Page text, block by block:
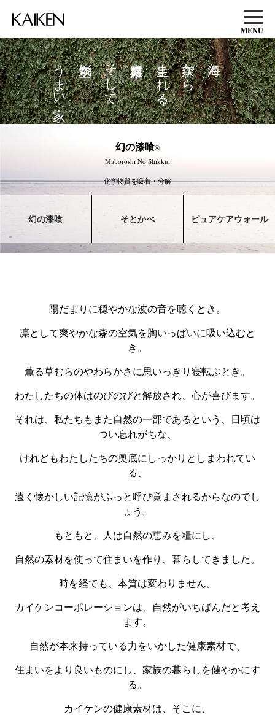
MENU
海と
森から
生まれる
そして、
空気が
うまい家。
幻の漆喰®
Maboroshi No Shikkui
化学物質を吸着・分解
幻の漆喰 そとかべ ピュアケアウォール
陽だまりに穏やかな波の音を聴くとき。
凛として爽やかな森の空気を胸いっぱいに吸い込むと
き。
薫る草むらのやわらかさに思いっきり寝転ぶとき。
わたしたちの体はのびのびと解放され、心が喜びます。
それは、私たちもまた自然の一部であるという、日頃は
つい忘れがちな、
けれどもわたしたちの奥底にしっかりとしまわれてい
る、
遠く懐かしい記憶がふっと呼び覚まされるからなのでし
ょう。
もともと、人は自然の恵みを糧にし、
自然の素材を使って住まいを作り、暮らしてきました。
時を経ても、本質は変わりません。
カイケンコーポレーションは、自然がいちばんだと考え
ます。
自然が本来持っている力をいかした健康素材で、
住まいをより良いものにし、家族の暮らしを健やかにす
る。
カイケンの健康素材は、そこに、